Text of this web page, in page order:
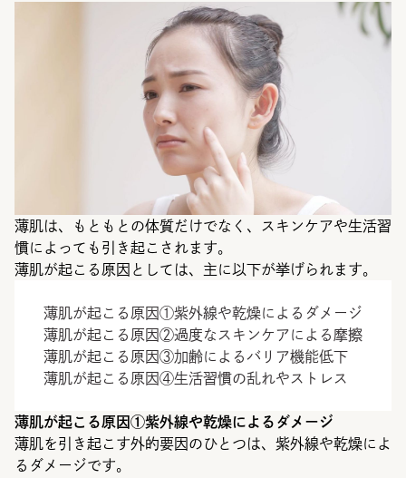
薄肌は、もともとの体質だけでなく、スキンケアや生活習
慣によっても引き起こされます。
薄肌が起こる原因としては、主に以下が挙げられます。
薄肌が起こる原因①紫外線や乾燥によるダメージ
薄肌が起こる原因②過度なスキンケアによる摩擦
薄肌が起こる原因③加齢によるバリア機能低下
薄肌が起こる原因④生活習慣の乱れやストレス
薄肌が起こる原因①紫外線や乾燥によるダメージ
薄肌を引き起こす外的要因のひとつは、紫外線や乾燥によ
るダメージです。